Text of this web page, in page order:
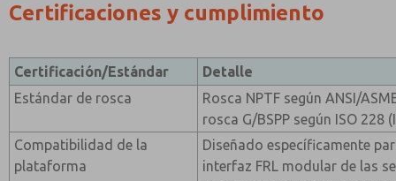
Certificaciones y cumplimiento
Certificación/Estándar
Detalle
Estándar de rosca
Rosca NPTF según ANSI/
rosca G/BSPP según ISO 228
Compatibilidad de la
plataforma
Diseñado específicamente
interfaz FRL modular de las